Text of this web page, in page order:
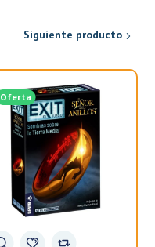
Siguiente producto
Oferta